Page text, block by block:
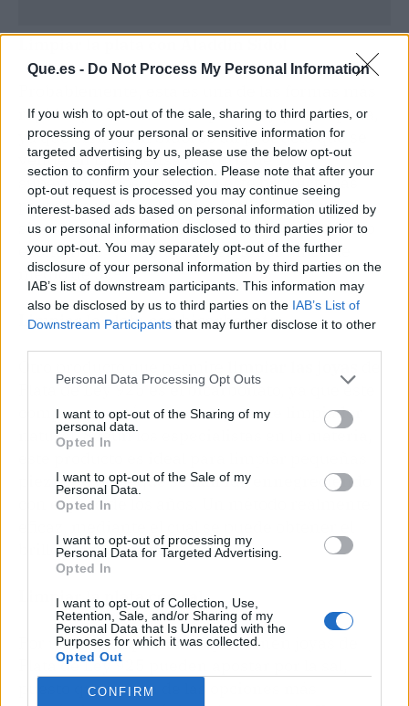
Que.es - Do Not Process My Personal Information
If you wish to opt-out of the sale, sharing to third parties, or
processing of your personal or sensitive information for
targeted advertising by us, please use the below opt-out
section to confirm your selection. Please note that after your
opt-out request is processed you may continue seeing
interest-based ads based on personal information utilized by
us or personal information disclosed to third parties prior to
your opt-out. You may separately opt-out of the further
disclosure of your personal information by third parties on the
IAB’s list of downstream participants. This information may
also be disclosed by us to third parties on the IAB’s List of
Downstream Participants that may further disclose it to other
Personal Data Processing Opt Outs
I want to opt-out of the Sharing of my
personal data.
Opted In
I want to opt-out of the Sale of my
Personal Data.
Opted In
I want to opt-out of processing my
Personal Data for Targeted Advertising.
Opted In
I want to opt-out of Collection, Use,
Retention, Sale, and/or Sharing of my
Personal Data that Is Unrelated with the
Purposes for which it was collected.
Opted Out
CONFIRM
rápidas y eficaces de limpiar las joyas de plata,
ya que el Aladdin Sidol es un producto que se
vende en la inmensa mayoría de los
supermercados. Gracias a este producto, las
personas puedenlimpiar la platafácilmente,
sin necesidad de realizar un gran desembolso
económico -los botes suelen tener un coste
medio de 3€-.
Limpiar la plata con bicarbonato
Plata de Ley 925 es el bicarbonato, ya que este
compuesto actúa como un potente limpiador
natural. Según los especialistas en la materia,
piezas de plata que se han ido ennegreciendo
con el paso de los años. Un método realmente
brillo del primer día.
Limpiar la plata con sal
Por último, las personas que tienen joyas de
Plata de Ley 925 pueden apostar por la sal,
puesto que es una de las opciones más